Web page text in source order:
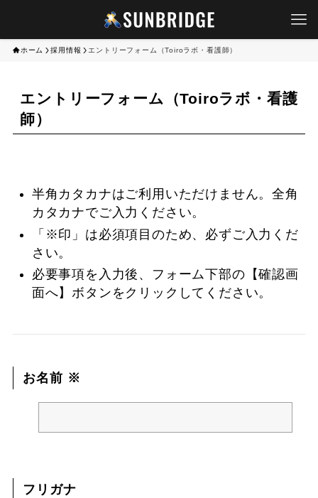
ホーム 採用情報 エントリーフォーム（Toiroラボ・看護師）
エントリーフォーム（Toiroラボ・看護
師）
半角カタカナはご利用いただけません。全角
カタカナでご入力ください。
「※印」は必須項目のため、必ずご入力くだ
さい。
必要事項を入力後、フォーム下部の【確認画
面へ】ボタンをクリックしてください。
お名前 ※
フリガナ